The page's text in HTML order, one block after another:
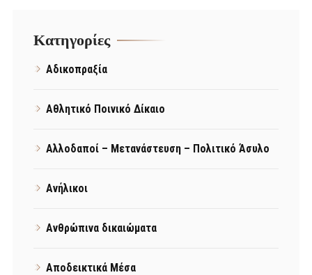
Kατηγορίες
Αδικοπραξία
Αθλητικό Ποινικό Δίκαιο
Αλλοδαποί – Μετανάστευση – Πολιτικό Άσυλο
Ανήλικοι
Ανθρώπινα δικαιώματα
Αποδεικτικά Μέσα